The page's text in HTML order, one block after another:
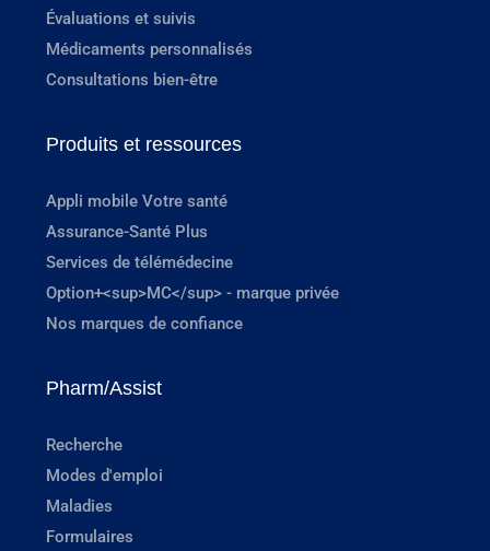
Évaluations et suivis
Médicaments personnalisés
Consultations bien-être
Produits et ressources
Appli mobile Votre santé
Assurance-Santé Plus
Services de télémédecine
Option+<sup>MC</sup> - marque privée
Nos marques de confiance
Pharm/Assist
Recherche
Modes d'emploi
Maladies
Formulaires